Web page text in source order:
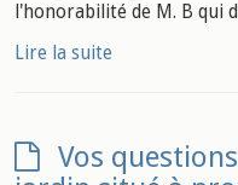
l'honorabilité de M. B qui
Lire la suite
Vos